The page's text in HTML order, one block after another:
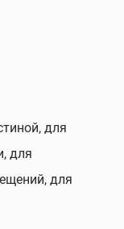
для
для
для